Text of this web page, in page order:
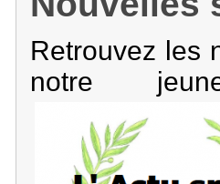
Retrouvez les
notre